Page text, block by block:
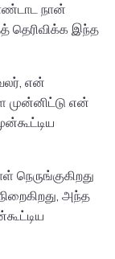
நான்
தெரிவிக்க இந்த
என்
முன்னிட்டு என்
நெருங்குகிறது
அந்த